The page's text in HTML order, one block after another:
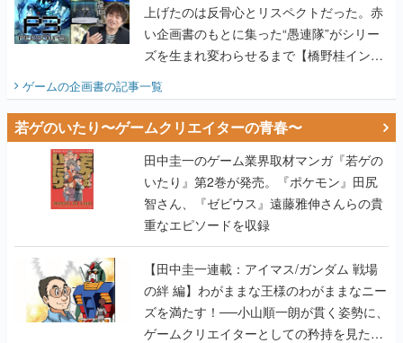
上げたのは反骨心とリスペクトだった。赤
い企画書のもとに集った“愚連隊”がシリー
ズを生まれ変わらせるまで【橋野桂インタ
ゲームの企画書の記事一覧
若ゲのいたり〜ゲームクリエイターの青春〜
田中圭一のゲーム業界取材マンガ『若ゲの
いたり』第2巻が発売。『ポケモン』田尻
智さん、『ゼビウス』遠藤雅伸さんらの貴
重なエピソードを収録
【田中圭一連載：アイマス/ガンダム 戦場
の絆 編】わがままな王様のわがままなニー
ズを満たす！──小山順一朗が貫く姿勢に、
ゲームクリエイターとしての矜持を見た